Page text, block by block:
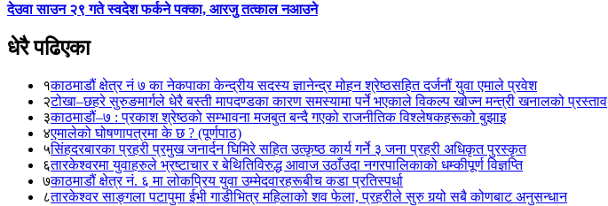
देउवा साउन २९ गते स्वदेश फर्कने पक्का, आरजु तत्काल नआउने
धेरै पढिएका
१काठमाडौं क्षेत्र नं ७ का नेकपाका केन्द्रीय सदस्य ज्ञानेन्द्र मोहन श्रेष्ठसहित दर्जनौं युवा एमाले प्रवेश
२टोखा–छहरे सुरुङमार्गले धेरै बस्ती मापदण्डका कारण समस्यामा पर्ने भएकाले विकल्प खोज्न मन्त्री खनालको प्रस्ताव
३काठमाडौं–७ : प्रकाश श्रेष्ठको सम्भावना मजबुत बन्दै गएको राजनीतिक विश्लेषकहरूको बुझाइ
४एमालेको घोषणापत्रमा के छ ? (पूर्णपाठ)
५सिंहदरबारका प्रहरी प्रमुख जनार्दन घिमिरे सहित उत्कृष्ठ कार्य गर्ने ३ जना प्रहरी अधिकृत पुरस्कृत
६तारकेश्वरमा युवाहरुले भ्रष्टाचार र बेथितिविरुद्ध आवाज उठाँउदा नगरपालिकाको धम्कीपूर्ण विज्ञप्ति
७काठमाडौं क्षेत्र नं. ६ मा लोकप्रिय युवा उम्मेदवारहरूबीच कडा प्रतिस्पर्धा
८तारकेश्वर साङ्गला पटापुमा ईभी गाडीभित्र महिलाको शव फेला, प्रहरीले सुरु गर्‍यो सबै कोणबाट अनुसन्धान